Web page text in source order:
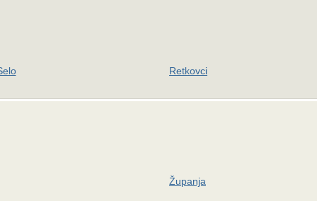
Retkovci
Županja